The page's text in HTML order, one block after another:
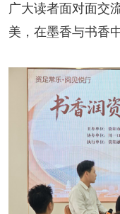
服务
四川文学 星
公告公示
公告公示 讣
人事考试
广大读者面对面交
美，在墨香与书香